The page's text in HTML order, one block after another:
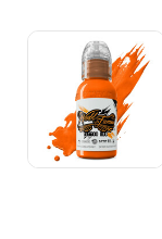
Количество